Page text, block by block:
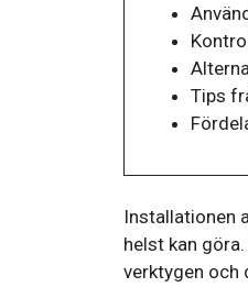
Tips
Installationen
helst kan
verktygen och